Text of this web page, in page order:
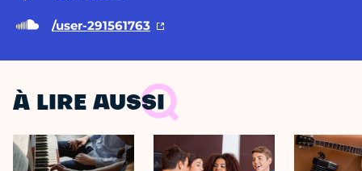
/user-291561763
À LIRE AUSSI